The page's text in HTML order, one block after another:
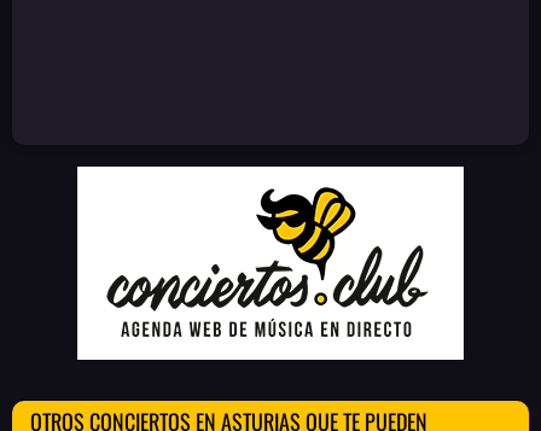
OTROS CONCIERTOS EN ASTURIAS QUE TE PUEDEN